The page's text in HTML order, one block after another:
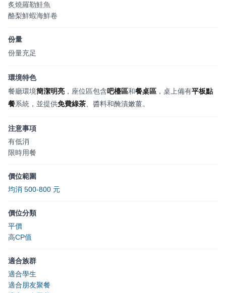
炙燒羅勒鮭魚
酪梨鮮蝦海鮮卷
份量
份量充足
環境特色
餐廳環境簡潔明亮 ，座位區包含吧檯區和餐桌區 ，桌上備有平板點
餐系統，並提供免費綠茶、醬料和醃漬嫩薑。
注意事項
有低消
限時用餐
價位範圍
均消 500-800 元
價位分類
平價
高CP值
適合族群
適合學生
適合朋友聚餐